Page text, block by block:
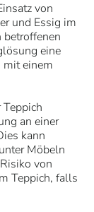
von
und Essig im
betroffenen
eine
mit einem
an einer
kann
Möbeln
von
Teppich, falls